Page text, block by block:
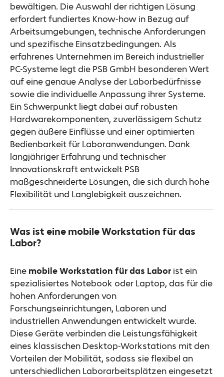
bewältigen. Die Auswahl der richtigen Lösung
erfordert fundiertes Know-how in Bezug auf
Arbeitsumgebungen, technische Anforderungen
und spezifische Einsatzbedingungen. Als
erfahrenes Unternehmen im Bereich industrieller
PC-Systeme legt die PSB GmbH besonderen Wert
auf eine genaue Analyse der Laborbedürfnisse
sowie die individuelle Anpassung ihrer Systeme.
Ein Schwerpunkt liegt dabei auf robusten
Hardwarekomponenten, zuverlässigem Schutz
gegen äußere Einflüsse und einer optimierten
Bedienbarkeit für Laboranwendungen. Dank
langjähriger Erfahrung und technischer
Innovationskraft entwickelt PSB
maßgeschneiderte Lösungen, die sich durch hohe
Flexibilität und Langlebigkeit auszeichnen.
Was ist eine mobile Workstation für das
Labor?
Eine mobile Workstation für das Labor ist ein
spezialisiertes Notebook oder Laptop, das für die
hohen Anforderungen von
Forschungseinrichtungen, Laboren und
industriellen Anwendungen entwickelt wurde.
Diese Geräte verbinden die Leistungsfähigkeit
eines klassischen Desktop-Workstations mit den
Vorteilen der Mobilität, sodass sie flexibel an
unterschiedlichen Laborarbeitsplätzen eingesetzt